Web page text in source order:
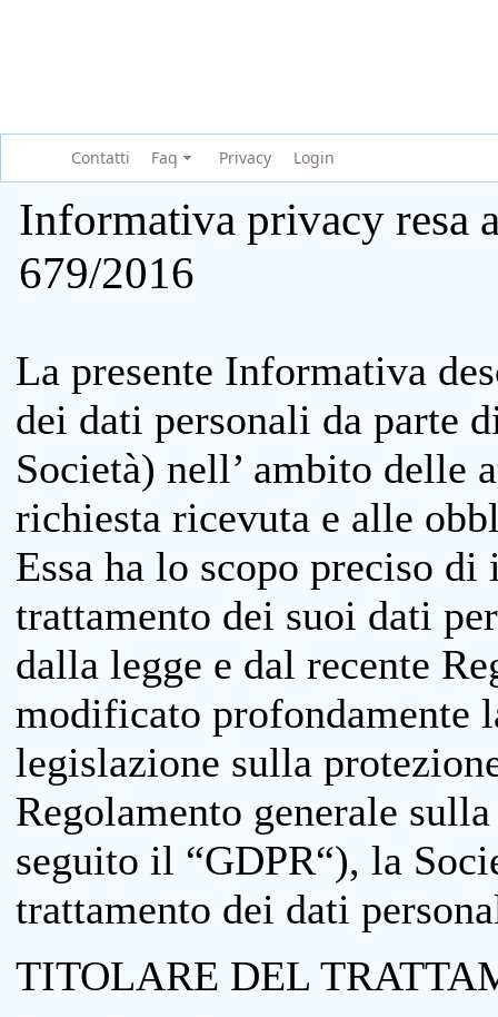
Contatti Faq Privacy Login
Informativa privacy resa
679/2016
La presente Informativa
dei dati personali da parte
Società) nell’ ambito delle
richiesta ricevuta e alle
Essa ha lo scopo preciso
trattamento dei suoi dati
dalla legge e dal recente
modificato profondamente
legislazione sulla
Regolamento generale
seguito il “GDPR“), la
trattamento dei dati
TITOLARE DEL